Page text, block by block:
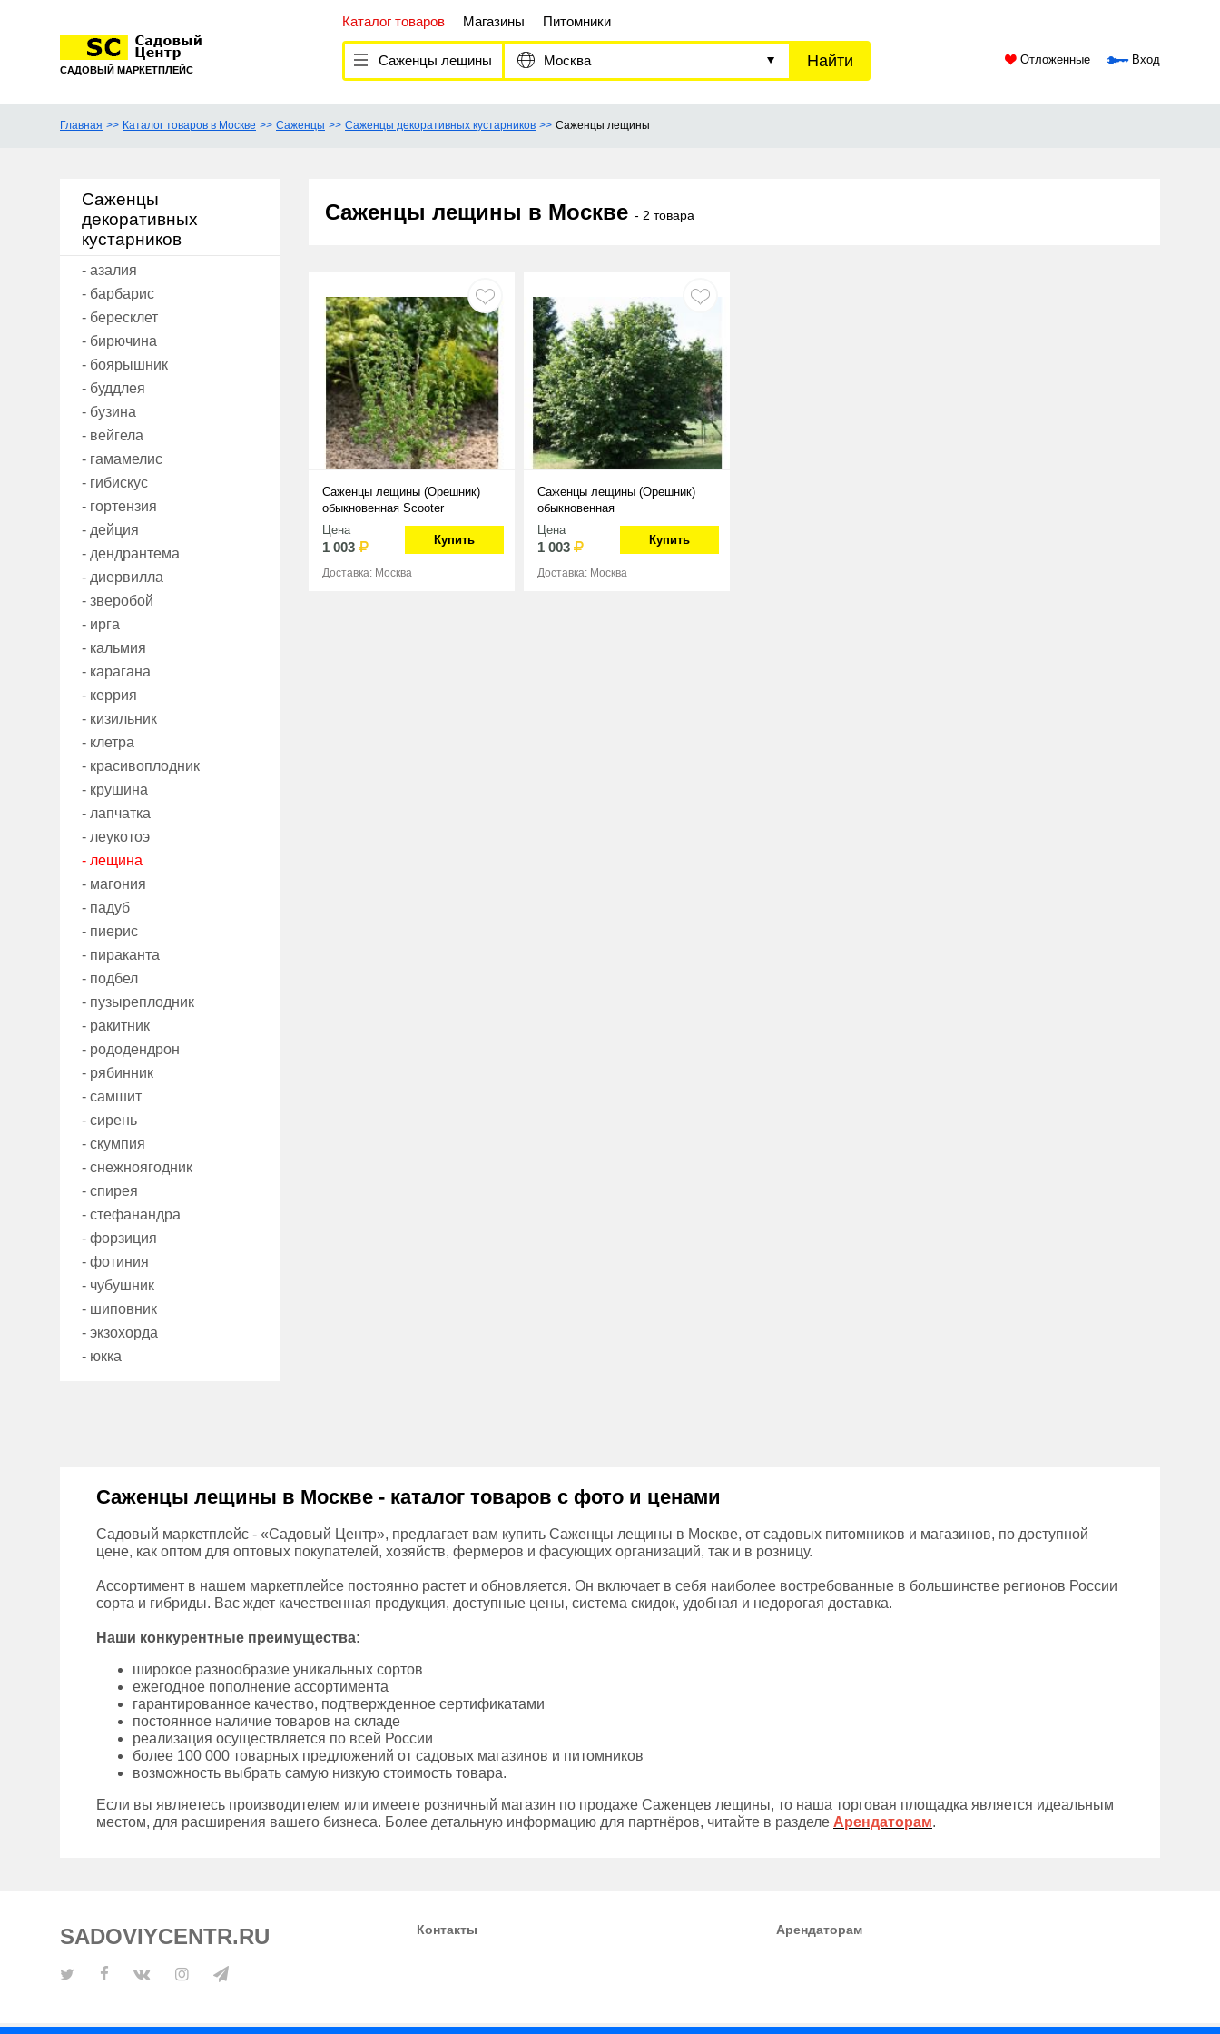
САДОВЫЙ МАРКЕТПЛЕЙС
Каталог товаров Магазины Питомники
Саженцы лещины Москва Найти Отложенные Вход
Главная Каталог товаров в Москве Саженцы Саженцы декоративных кустарников Саженцы лещины
Саженцы
декоративных
кустарников
- азалия
- барбарис
- бересклет
- бирючина
- боярышник
- буддлея
- бузина
- вейгела
- гамамелис
- гибискус
- гортензия
- дейция
- дендрантема
- диервилла
- зверобой
- ирга
- кальмия
- карагана
- керрия
- кизильник
- клетра
- красивоплодник
- крушина
- лапчатка
- леукотоэ
- лещина
- магония
- падуб
- пиерис
- пираканта
- подбел
- пузыреплодник
- ракитник
- рододендрон
- рябинник
- самшит
- сирень
- скумпия
- снежноягодник
- спирея
- стефанандра
- форзиция
- фотиния
- чубушник
- шиповник
- экзохорда
- юкка
Саженцы лещины в Москве - 2 товара
Саженцы лещины (Орешник)
обыкновенная Scooter
Цена
1 003 Купить
Доставка: Москва
Саженцы лещины (Орешник)
обыкновенная
Цена
1 003 Купить
Доставка: Москва
Саженцы лещины в Москве - каталог товаров с фото и ценами
Садовый маркетплейс - «Садовый Центр», предлагает вам купить Саженцы лещины в Москве, от садовых питомников и магазинов, по доступной
цене, как оптом для оптовых покупателей, хозяйств, фермеров и фасующих организаций, так и в розницу.
Ассортимент в нашем маркетплейсе постоянно растет и обновляется. Он включает в себя наиболее востребованные в большинстве регионов России
сорта и гибриды. Вас ждет качественная продукция, доступные цены, система скидок, удобная и недорогая доставка.
Наши конкурентные преимущества:
широкое разнообразие уникальных сортов
ежегодное пополнение ассортимента
гарантированное качество, подтвержденное сертификатами
постоянное наличие товаров на складе
реализация осуществляется по всей России
более 100 000 товарных предложений от садовых магазинов и питомников
возможность выбрать самую низкую стоимость товара.
Если вы являетесь производителем или имеете розничный магазин по продаже Саженцев лещины, то наша торговая площадка является идеальным
местом, для расширения вашего бизнеса. Более детальную информацию для партнёров, читайте в разделе Арендаторам.
SADOVIYCENTR.RU Контакты Арендаторам